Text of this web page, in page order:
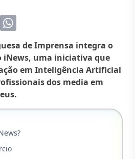
de Imprensa integra o
iNews, uma iniciativa que
em Inteligência Artificial
dos media em